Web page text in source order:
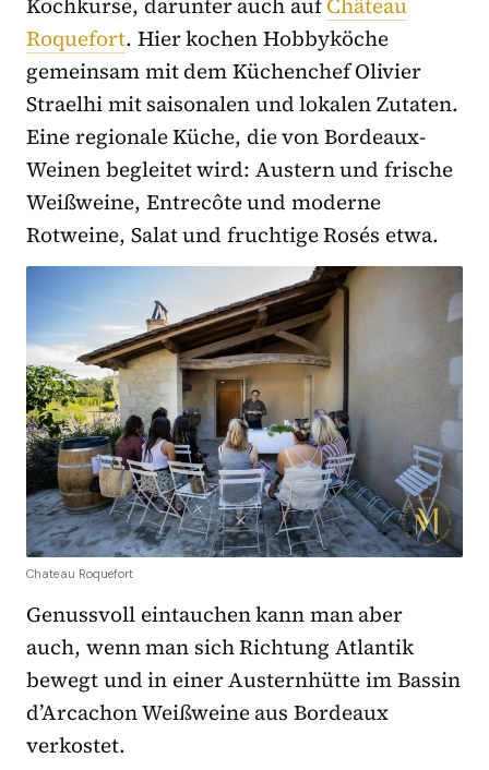
Roquefort. Hier kochen Hobbyköche
gemeinsam mit dem Küchenchef Olivier
Straelhi mit saisonalen und lokalen Zutaten.
Eine regionale Küche, die von Bordeaux-
Weinen begleitet wird: Austern und frische
Weißweine, Entrecôte und moderne
Rotweine, Salat und fruchtige Rosés etwa.
Chateau Roquefort
Genussvoll eintauchen kann man aber
auch, wenn man sich Richtung Atlantik
bewegt und in einer Austernhütte im Bassin
d’Arcachon Weißweine aus Bordeaux
verkostet.